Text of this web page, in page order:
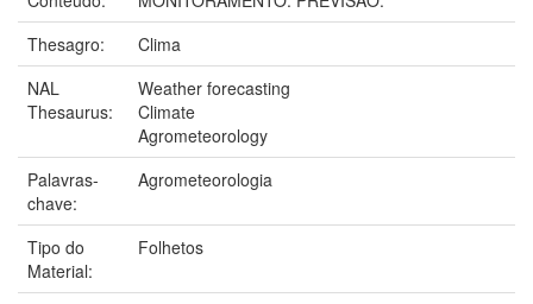
Thesagro:
Clima
NAL
Thesaurus:
Weather forecasting
Climate
Agrometeorology
Palavras-
chave:
Agrometeorologia
Tipo do
Material:
Folhetos